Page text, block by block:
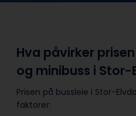
Hva påvirker
og minibuss i Stor-
Prisen på bussleie i Stor-
faktorer: